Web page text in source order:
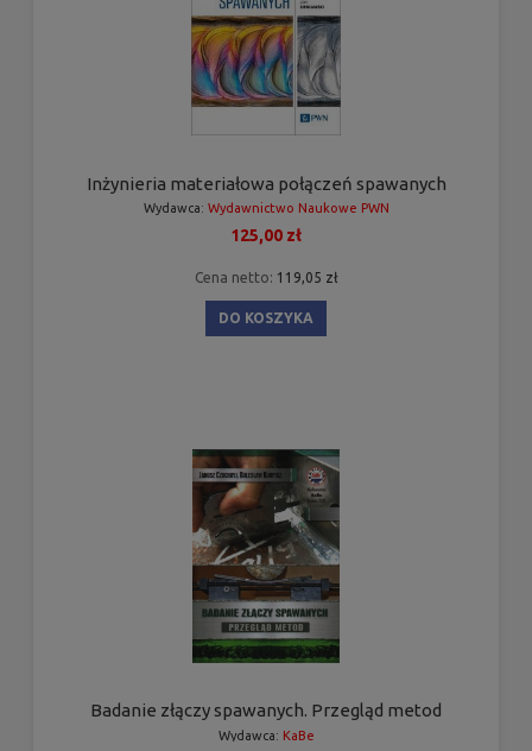
Inżynieria materiałowa połączeń spawanych
Wydawca: Wydawnictwo Naukowe PWN
125,00 zł
Cena netto: 119,05 zł
DO KOSZYKA
Badanie złączy spawanych. Przegląd metod
Wydawca: KaBe